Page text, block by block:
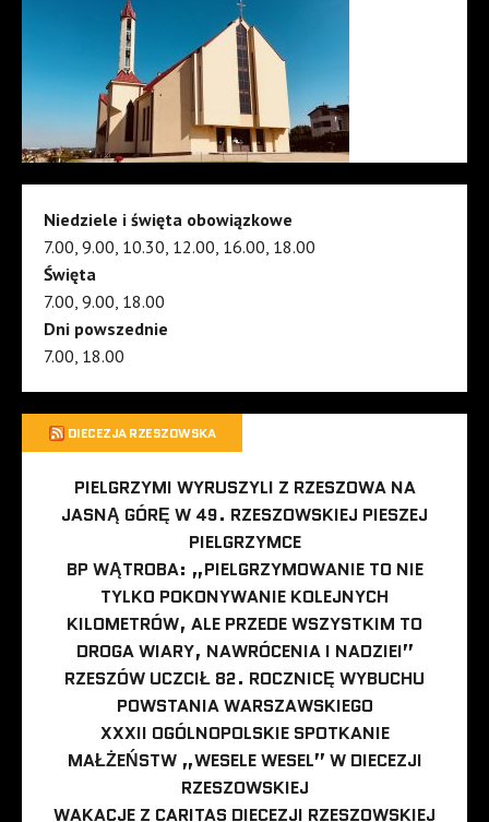
Niedziele i święta obowiązkowe
7.00, 9.00, 10.30, 12.00, 16.00, 18.00
Święta
7.00, 9.00, 18.00
Dni powszednie
7.00, 18.00
DIECEZJA RZESZOWSKA
PIELGRZYMI WYRUSZYLI Z RZESZOWA NA
JASNĄ GÓRĘ W 49. RZESZOWSKIEJ PIESZEJ
PIELGRZYMCE
BP WĄTROBA: „PIELGRZYMOWANIE TO NIE
TYLKO POKONYWANIE KOLEJNYCH
KILOMETRÓW, ALE PRZEDE WSZYSTKIM TO
DROGA WIARY, NAWRÓCENIA I NADZIEI”
RZESZÓW UCZCIŁ 82. ROCZNICĘ WYBUCHU
POWSTANIA WARSZAWSKIEGO
XXXII OGÓLNOPOLSKIE SPOTKANIE
MAŁŻEŃSTW „WESELE WESEL” W DIECEZJI
RZESZOWSKIEJ
WAKACJE Z CARITAS DIECEZJI RZESZOWSKIEJ